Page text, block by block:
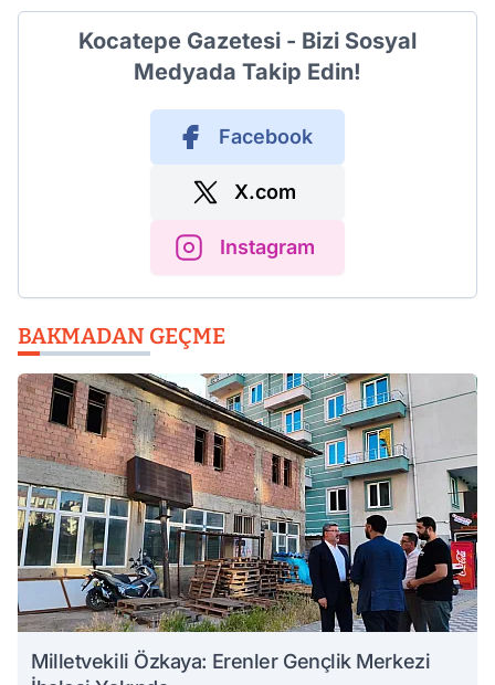
Kocatepe Gazetesi - Bizi Sosyal
Medyada Takip Edin!
Facebook
X.com
Instagram
BAKMADAN GEÇME
Milletvekili Özkaya: Erenler Gençlik Merkezi